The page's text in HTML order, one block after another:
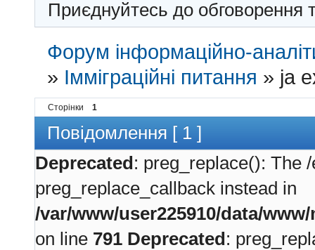
Приєднуйтесь до обговорення
Форум інформаційно-
» Імміграційні питання » ja
Сторінки 1
Повідомлення [ 1 ]
Deprecated: preg_replace(): The
preg_replace_callback instead in
/var/www/user225910/data/
on line 791 Deprecated: